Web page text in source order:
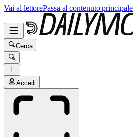
Vai al lettorePassa al contenuto principale
Cerca
Accedi